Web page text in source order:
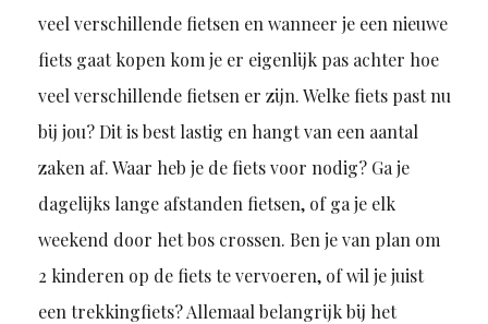
veel verschillende fietsen en wanneer je een nieuwe
fiets gaat kopen kom je er eigenlijk pas achter hoe
veel verschillende fietsen er zijn. Welke fiets past nu
bij jou? Dit is best lastig en hangt van een aantal
zaken af. Waar heb je de fiets voor nodig? Ga je
dagelijks lange afstanden fietsen, of ga je elk
weekend door het bos crossen. Ben je van plan om
2 kinderen op de fiets te vervoeren, of wil je juist
een trekkingfiets? Allemaal belangrijk bij het